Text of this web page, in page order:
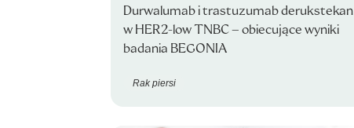
Durwalumab i trastuzumab derukstekan
w HER2-low TNBC – obiecujące wyniki
badania BEGONIA
Rak piersi